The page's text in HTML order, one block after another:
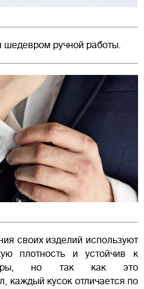
шедевром ручной работы.
своих изделий используют
плотность и устойчив к
но так как это
каждый кусок отличается по